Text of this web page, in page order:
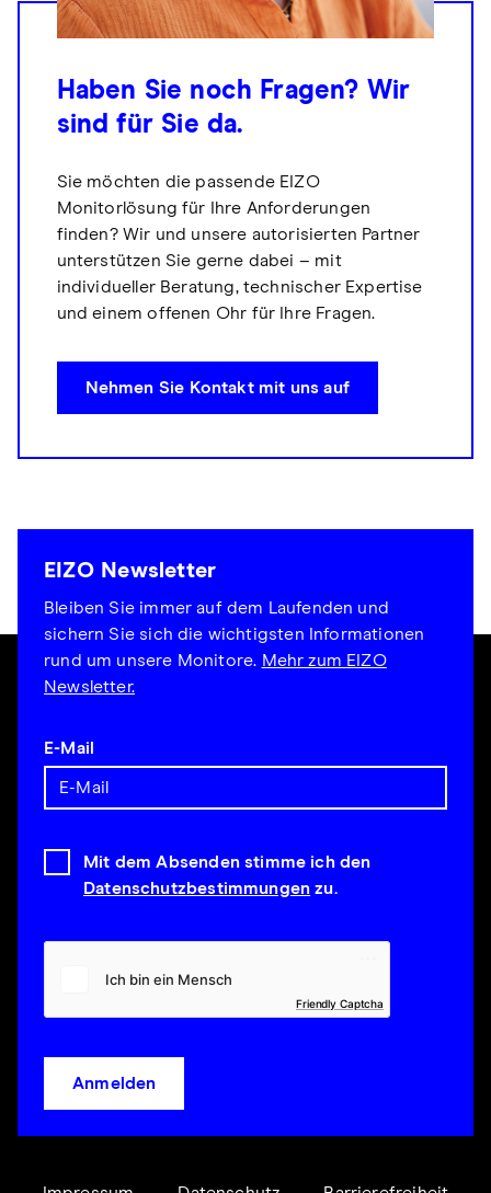
Haben Sie noch Fragen? Wir
sind für Sie da.
Sie möchten die passende EIZO
Monitorlösung für Ihre Anforderungen
finden? Wir und unsere autorisierten Partner
unterstützen Sie gerne dabei – mit
individueller Beratung, technischer Expertise
und einem offenen Ohr für Ihre Fragen.
Nehmen Sie Kontakt mit uns auf
EIZO Newsletter
Bleiben Sie immer auf dem Laufenden und
sichern Sie sich die wichtigsten Informationen
rund um unsere Monitore. Mehr zum EIZO
Newsletter.
E-Mail
Mit dem Absenden stimme ich den
Datenschutzbestimmungen zu.
Friendly Captcha
Anmelden